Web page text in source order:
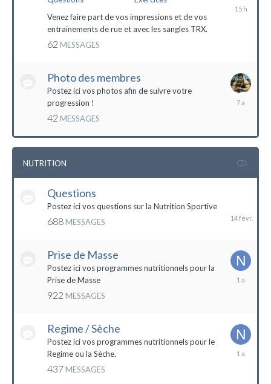
Venez faire part de vos impressions et de vos
entrainements de rue et avec les sangles TRX.
62 MESSAGES
Photo des membres
Postez ici vos photos afin de suivre votre
progression !
42 MESSAGES
18
NUTRITION
Questions
Postez ici vos questions sur la Nutrition Sportive
688 MESSAGES
Prise de Masse
Postez ici vos programmes nutritionnels pour la
Prise de Masse
922 MESSAGES
19
Regime / Sèche
Postez ici vos programmes nutritionnels pour le
Regime ou la Sèche.
437 MESSAGES
18